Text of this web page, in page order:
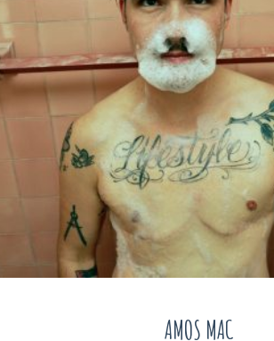
AMOS MAC